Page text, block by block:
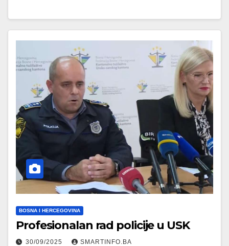
BOSNA I HERCEGOVINA
Profesionalan rad policije u USK
30/09/2025 SMARTINFO.BA